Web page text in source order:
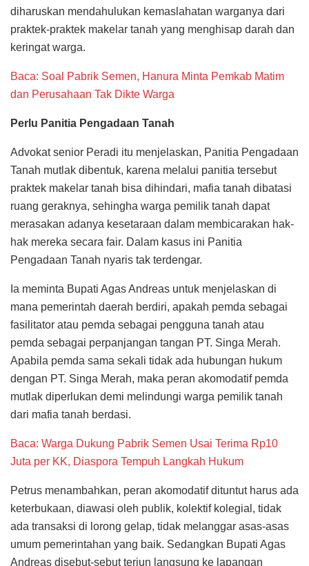
diharuskan mendahulukan kemaslahatan warganya dari
praktek-praktek makelar tanah yang menghisap darah dan
keringat warga.
Baca: Soal Pabrik Semen, Hanura Minta Pemkab Matim
dan Perusahaan Tak Dikte Warga
Perlu Panitia Pengadaan Tanah
Advokat senior Peradi itu menjelaskan, Panitia Pengadaan
Tanah mutlak dibentuk, karena melalui panitia tersebut
praktek makelar tanah bisa dihindari, mafia tanah dibatasi
ruang geraknya, sehingha warga pemilik tanah dapat
merasakan adanya kesetaraan dalam membicarakan hak-
hak mereka secara fair. Dalam kasus ini Panitia
Pengadaan Tanah nyaris tak terdengar.
Ia meminta Bupati Agas Andreas untuk menjelaskan di
mana pemerintah daerah berdiri, apakah pemda sebagai
fasilitator atau pemda sebagai pengguna tanah atau
pemda sebagai perpanjangan tangan PT. Singa Merah.
Apabila pemda sama sekali tidak ada hubungan hukum
dengan PT. Singa Merah, maka peran akomodatif pemda
mutlak diperlukan demi melindungi warga pemilik tanah
dari mafia tanah berdasi.
Baca: Warga Dukung Pabrik Semen Usai Terima Rp10
Juta per KK, Diaspora Tempuh Langkah Hukum
Petrus menambahkan, peran akomodatif dituntut harus ada
keterbukaan, diawasi oleh publik, kolektif kolegial, tidak
ada transaksi di lorong gelap, tidak melanggar asas-asas
umum pemerintahan yang baik. Sedangkan Bupati Agas
Andreas disebut-sebut terjun langsung ke lapangan